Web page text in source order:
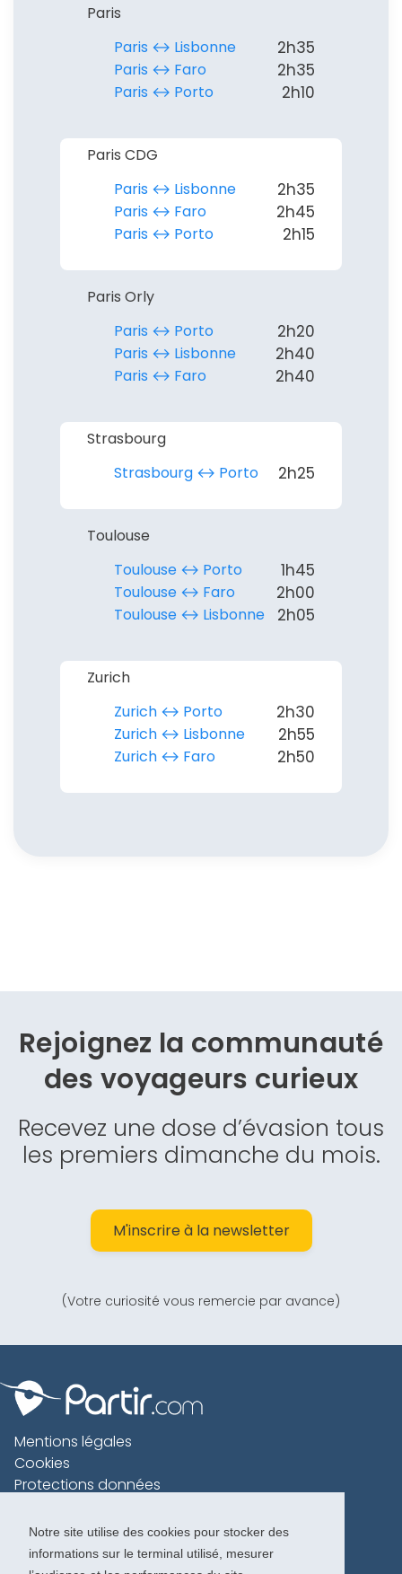
Notre site utilise des cookies pour stocker des
informations sur le terminal utilisé, mesurer
Paris
Paris ↔︎ Lisbonne
2h35
Paris ↔︎ Faro 2h35
Paris ↔︎ Porto 2h10
Paris CDG
Paris ↔︎ Lisbonne
2h35
Paris ↔︎ Faro 2h45
Paris ↔︎ Porto 2h15
Paris Orly
Paris ↔︎ Porto
2h20
Paris ↔︎ Lisbonne 2h40
Paris ↔︎ Faro 2h40
Strasbourg
Strasbourg ↔︎ Porto
2h25
Toulouse
Toulouse ↔︎ Porto
1h45
Toulouse ↔︎ Faro 2h00
Toulouse ↔︎ Lisbonne 2h05
Zurich
Zurich ↔︎ Porto
2h30
Zurich ↔︎ Lisbonne 2h55
Zurich ↔︎ Faro 2h50
Rejoignez la communauté
desvoyageurs curieux
Recevez une dose d’évasion tous
les premiers dimanche du mois.
M'inscrire à la newsletter
(Votre curiosité vous remercie par avance)
Mentions légales
Cookies
Protections données
Charte voyageur
Copyright 1996-2026